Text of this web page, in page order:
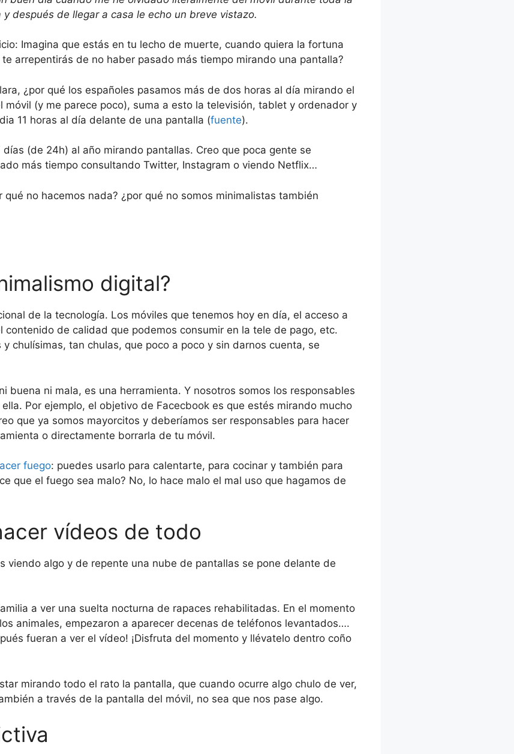
el
volumen.
y después de llegar a casa le echo un breve vistazo.
Imagina que estás en tu lecho de muerte, cuando quiera la fortuna
arrepentirás de no haber pasado más tiempo mirando una pantalla?
¿por qué los españoles pasamos más de dos horas al día mirando el
móvil (y me parece poco), suma a esto la televisión, tablet y ordenador y
11 horas al día delante de una pantalla (fuente).
días (de 24h) al año mirando pantallas. Creo que poca gente se
más tiempo consultando Twitter, Instagram o viendo Netflix…
qué no hacemos nada? ¿por qué no somos minimalistas también
digital?
de la tecnología. Los móviles que tenemos hoy en día, el acceso a
contenido de calidad que podemos consumir en la tele de pago, etc.
chulísimas, tan chulas, que poco a poco y sin darnos cuenta, se
buena ni mala, es una herramienta. Y nosotros somos los responsables
Por ejemplo, el objetivo de Facecbook es que estés mirando mucho
que ya somos mayorcitos y deberíamos ser responsables para hacer
o directamente borrarla de tu móvil.
fuego: puedes usarlo para calentarte, para cocinar y también para
que el fuego sea malo? No, lo hace malo el mal uso que hagamos de
vídeos de todo
viendo algo y de repente una nube de pantallas se pone delante de
a ver una suelta nocturna de rapaces rehabilitadas. En el momento
animales, empezaron a aparecer decenas de teléfonos levantados….
fueran a ver el vídeo! ¡Disfruta del momento y llévatelo dentro coño
mirando todo el rato la pantalla, que cuando ocurre algo chulo de ver,
a través de la pantalla del móvil, no sea que nos pase algo.